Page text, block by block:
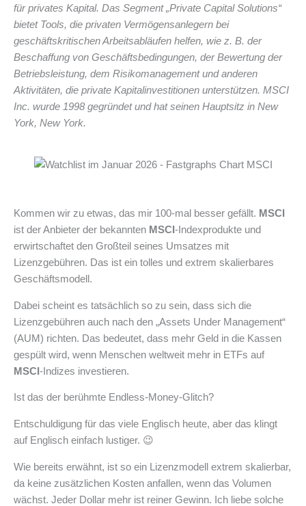
für privates Kapital. Das Segment „Private Capital Solutions“
bietet Tools, die privaten Vermögensanlegern bei
geschäftskritischen Arbeitsabläufen helfen, wie z. B. der
Beschaffung von Geschäftsbedingungen, der Bewertung der
Betriebsleistung, dem Risikomanagement und anderen
Aktivitäten, die private Kapitalinvestitionen unterstützen. MSCI
Inc. wurde 1998 gegründet und hat seinen Hauptsitz in New
York, New York.
Kommen wir zu etwas, das mir 100-mal besser gefällt. MSCI
ist der Anbieter der bekannten MSCI -Indexprodukte und
erwirtschaftet den Großteil seines Umsatzes mit
Lizenzgebühren. Das ist ein tolles und extrem skalierbares
Geschäftsmodell.
Dabei scheint es tatsächlich so zu sein, dass sich die
Lizenzgebühren auch nach den „Assets Under Management“
(AUM) richten. Das bedeutet, dass mehr Geld in die Kassen
gespült wird, wenn Menschen weltweit mehr in ETFs auf
MSCI -Indizes investieren.
Ist das der berühmte Endless-Money-Glitch?
Entschuldigung für das viele Englisch heute, aber das klingt
auf Englisch einfach lustiger. 😉
Wie bereits erwähnt, ist so ein Lizenzmodell extrem skalierbar,
da keine zusätzlichen Kosten anfallen, wenn das Volumen
wächst. Jeder Dollar mehr ist reiner Gewinn. Ich liebe solche